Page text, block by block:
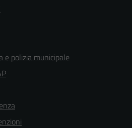
e polizia municipale